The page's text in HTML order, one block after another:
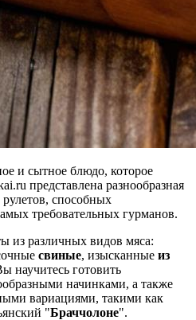
и сытное блюдо, которое
представлена разнообразная
способных
требовательных гурманов.
из различных видов мяса:
свиные, изысканные из
научитесь готовить
начинками, а также
вариациями, такими как
"Браччолоне".